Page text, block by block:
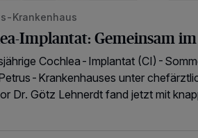
Krankenhaus
Implantat: Gemeinsam
Cochlea-Implantat (CI)-
Krankenhauses unter
Dr. Götz Lehnerdt fand jetzt mit